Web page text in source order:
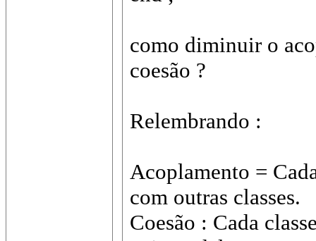
como diminuir o
coesão ?
Relembrando :
Acoplamento =
com outras classes.
Coesão : Cada